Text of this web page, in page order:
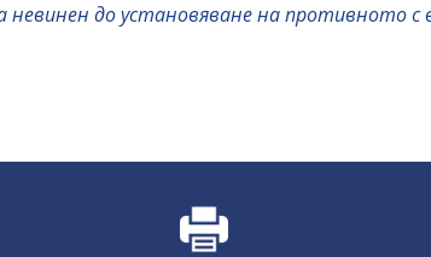
до установяване на противното с